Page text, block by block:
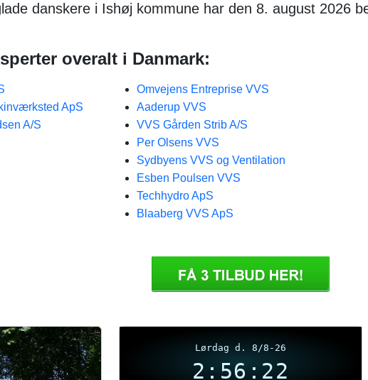
danskere i Ishøj kommune har den 8. august 2026
overalt i Danmark:
ApS
A/S
Omvejens Entreprise VVS
Aaderup VVS
VVS Gården Strib A/S
Per Olsens VVS
Sydbyens VVS og Ventilation
Esben Poulsen VVS
Techhydro ApS
Blaaberg VVS ApS
Lørdag d. 8/8-26
2:56:22